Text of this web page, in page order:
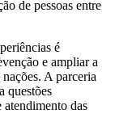
de pessoas entre
é
e ampliar a
A parceria
questões
atendimento das